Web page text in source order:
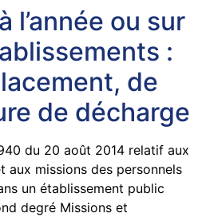
l’année ou sur
:
de
de décharge
du 20 août 2014 relatif aux
aux missions des personnels
un établissement public
degré Missions et